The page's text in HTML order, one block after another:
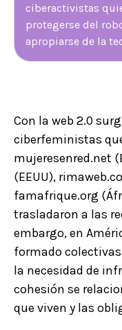
ciberactivistas
protegerse del
apropiarse de la
Con la web 2.0
ciberfeministas
mujeresenred.net
(EEUU),
famafrique.org
trasladaron a las
embargo, en
formado
la necesidad de
cohesión se
que viven y las